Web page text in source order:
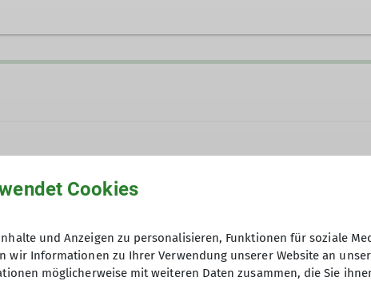
bis mittelschwere Wanderungen an. Im Sommer
von leicht bis anspruchsvoll statt. Im Winter sind
31.10.2025
Cookies
und Anzeigen zu personalisieren, Funktionen für soziale
wir Informationen zu Ihrer Verwendung unserer Website an
möglicherweise mit weiteren Daten zusammen, die Sie